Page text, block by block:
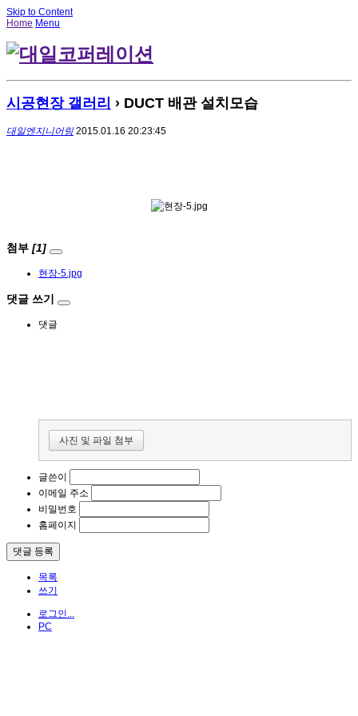
Skip to Content
Home Menu
시공현장 갤러리 › DUCT 배관 설치모습
대일엔지니어링 2015.01.16 20:23:45
첨부 [1]
현장-5.jpg
댓글 쓰기
댓글
사진 및 파일 첨부
글쓴이
이메일 주소
비밀번호
홈페이지
목록
쓰기
로그인...
PC